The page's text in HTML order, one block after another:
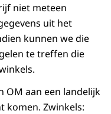
niet meteen
uit het
kunnen we die
te treffen die
OM aan een landelijk
komen. Zwinkels: